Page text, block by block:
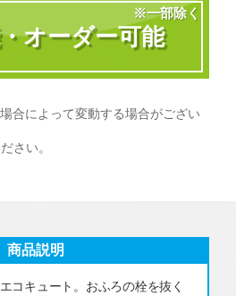
オーダー可能
※一部除く
合によって変動する場合がござい
さい。
商品説明
コキュート。おふろの栓を抜く